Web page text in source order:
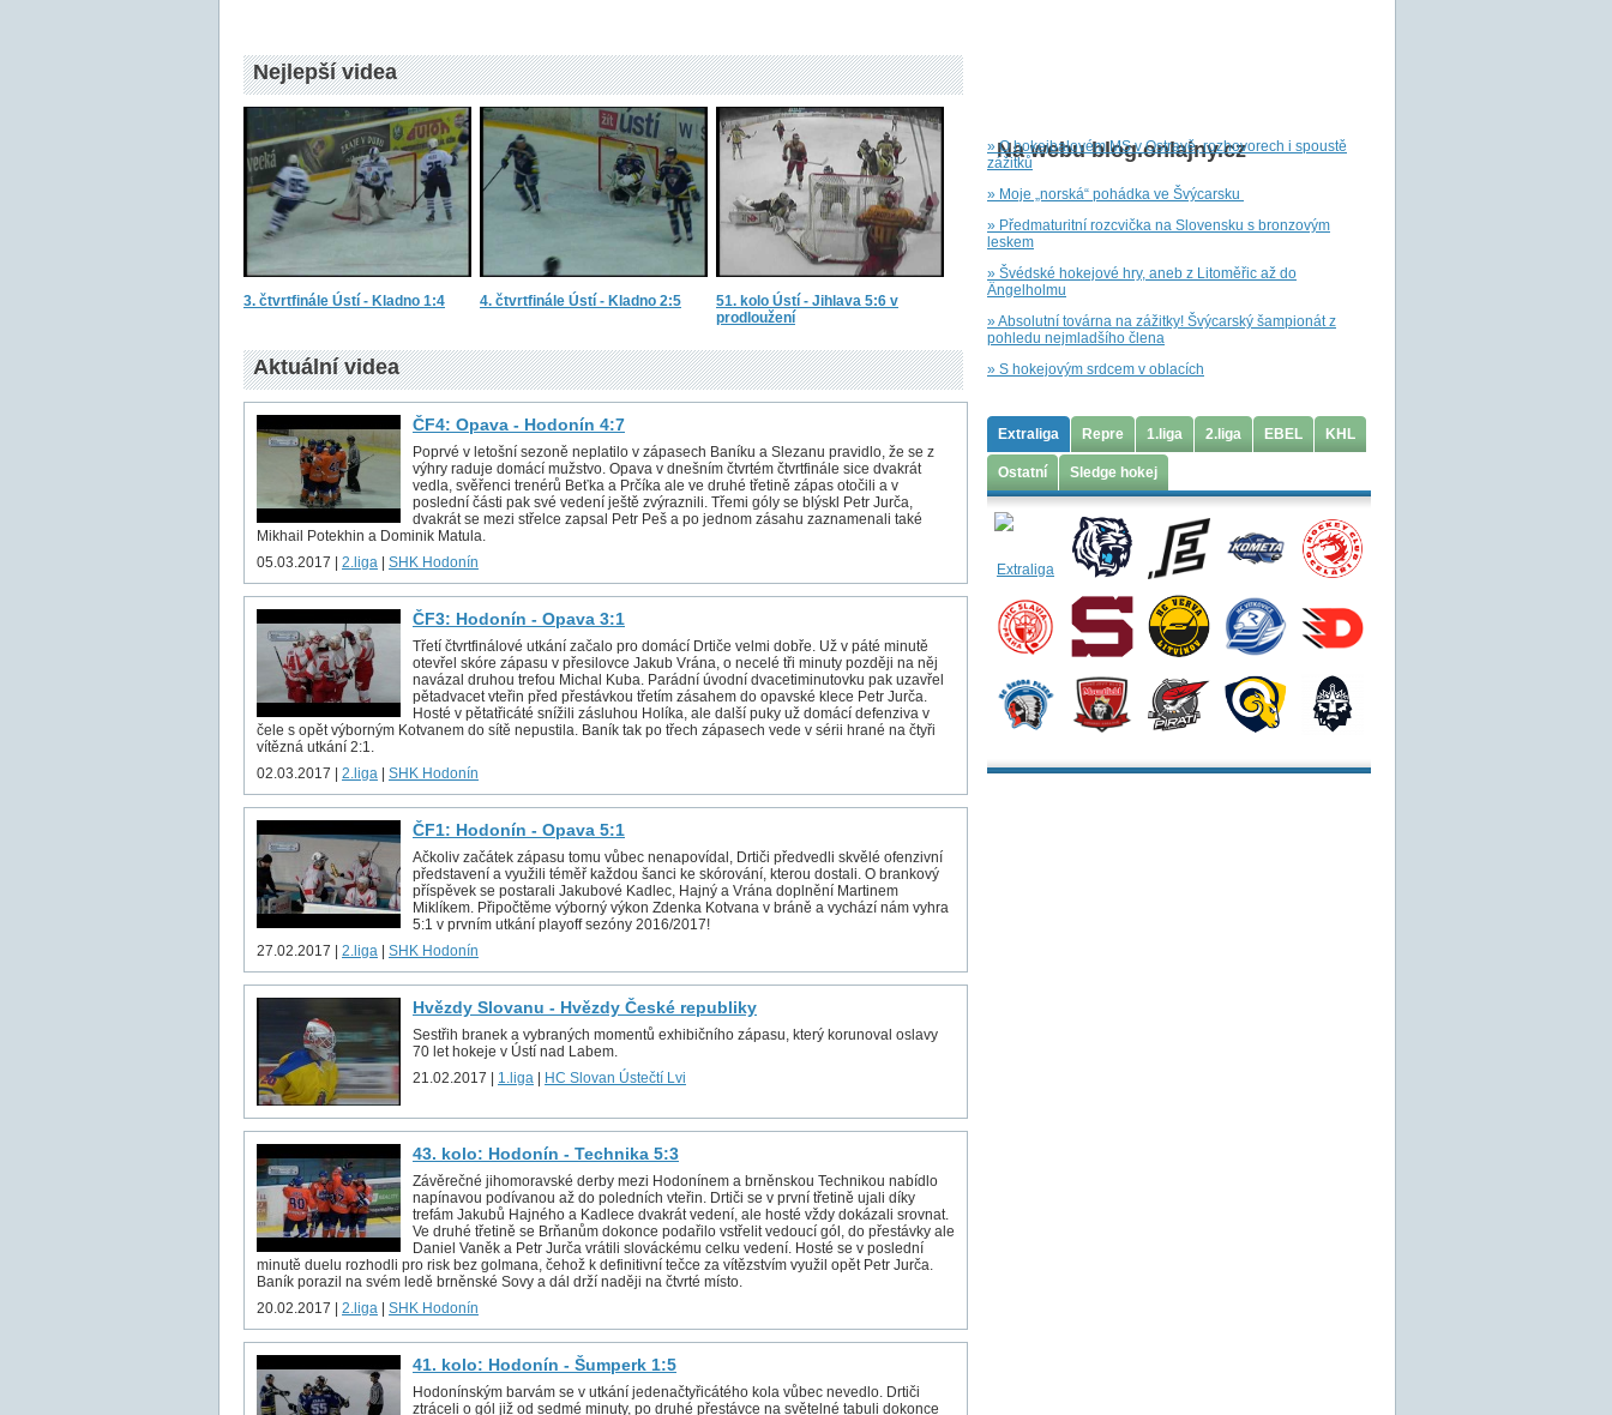
Nejlepší videa
3. čtvrtfinále Ústí - Kladno 1:4 4. čtvrtfinále Ústí - Kladno 2:5
51. kolo Ústí - Jihlava 5:6 v
prodloužení
Aktuální videa
ČF4: Opava - Hodonín 4:7
Poprvé v letošní sezoně neplatilo v zápasech Baníku a Slezanu pravidlo, že se z
výhry raduje domácí mužstvo. Opava v dnešním čtvrtém čtvrtfinále sice dvakrát
vedla, svěřenci trenérů Beťka a Prčíka ale ve druhé třetině zápas otočili a v
poslední části pak své vedení ještě zvýraznili. Třemi góly se blýskl Petr Jurča,
dvakrát se mezi střelce zapsal Petr Peš a po jednom zásahu zaznamenali také
Mikhail Potekhin a Dominik Matula.
05.03.2017 | 2.liga SHK Hodonín
ČF3: Hodonín - Opava 3:1
Třetí čtvrtfinálové utkání začalo pro domácí Drtiče velmi dobře. Už v páté minutě
otevřel skóre zápasu v přesilovce Jakub Vrána, o necelé tři minuty později na něj
navázal druhou trefou Michal Kuba. Parádní úvodní dvacetiminutovku pak uzavřel
pětadvacet vteřin před přestávkou třetím zásahem do opavské klece Petr Jurča.
Hosté v pětatřicáté snížili zásluhou Holíka, ale další puky už domácí defenziva v
čele s opět výborným Kotvanem do sítě nepustila. Baník tak po třech zápasech vede v sérii hrané na čtyři
vítězná utkání 2:1.
02.03.2017 | 2.liga SHK Hodonín
ČF1: Hodonín - Opava 5:1
Ačkoliv začátek zápasu tomu vůbec nenapovídal, Drtiči předvedli skvělé ofenzivní
představení a využili téměř každou šanci ke skórování, kterou dostali. O brankový
příspěvek se postarali Jakubové Kadlec, Hajný a Vrána doplnění Martinem
Miklíkem. Připočtěme výborný výkon Zdenka Kotvana v bráně a vychází nám vyhra
5:1 v prvním utkání playoff sezóny 2016/2017!
27.02.2017 | 2.liga SHK Hodonín
Hvězdy Slovanu - Hvězdy České republiky
Sestřih branek a vybraných momentů exhibičního zápasu, který korunoval oslavy
70 let hokeje v Ústí nad Labem.
21.02.2017 | 1.liga HC Slovan Ústečtí Lvi
43. kolo: Hodonín - Technika 5:3
Závěrečné jihomoravské derby mezi Hodonínem a brněnskou Technikou nabídlo
napínavou podívanou až do poledních vteřin. Drtiči se v první třetině ujali díky
trefám Jakubů Hajného a Kadlece dvakrát vedení, ale hosté vždy dokázali srovnat.
Ve druhé třetině se Brňanům dokonce podařilo vstřelit vedoucí gól, do přestávky ale
Daniel Vaněk a Petr Jurča vrátili slováckému celku vedení. Hosté se v poslední
minutě duelu rozhodli pro risk bez golmana, čehož k definitivní tečce za vítězstvím využil opět Petr Jurča.
Baník porazil na svém ledě brněnské Sovy a dál drží naději na čtvrté místo.
20.02.2017 | 2.liga SHK Hodonín
41. kolo: Hodonín - Šumperk 1:5
Hodonínským barvám se v utkání jedenačtyřicátého kola vůbec nevedlo. Drtiči
ztráceli o gól již od sedmé minuty, po druhé přestávce na světelné tabuli dokonce
Na webu blog.onlajny.cz
» O hokejbalovém MS v Ostravě, rozhovorech i spoustě
zážitků
» Moje „norská“ pohádka ve Švýcarsku
» Předmaturitní rozcvička na Slovensku s bronzovým
leskem
» Švédské hokejové hry, aneb z Litoměřic až do
Ängelholmu
» Absolutní továrna na zážitky! Švýcarský šampionát z
pohledu nejmladšího člena
» S hokejovým srdcem v oblacích
Extraliga Repre 1.liga 2.liga EBEL KHL
Ostatní Sledge hokej